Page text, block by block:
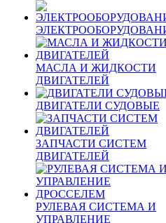
МАСЛА И ЖИДКОСТИ
ДВИГАТЕЛЕЙ
ДВИГАТЕЛИ СУДОВЫЕ
ЗАПЧАСТИ СИСТЕМ
ДВИГАТЕЛЕЙ
РУЛЕВАЯ СИСТЕМА И
УПРАВЛЕНИЕ